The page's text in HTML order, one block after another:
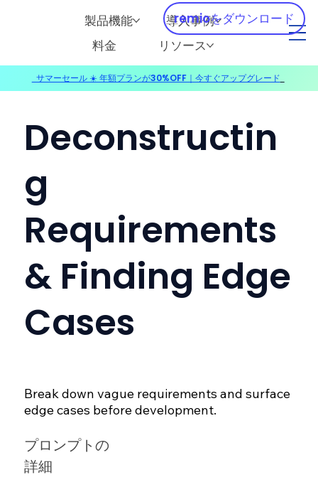
製品機能
導入事例
料金
リソース
remioをダウンロード
Deconstructin
g
Requirements
& Finding Edge
Cases
Break down vague requirements and surface
edge cases before development.
プロンプトの
詳細
サマーセール ☀️ 年額プランが30%OFF｜今すぐアップグレード